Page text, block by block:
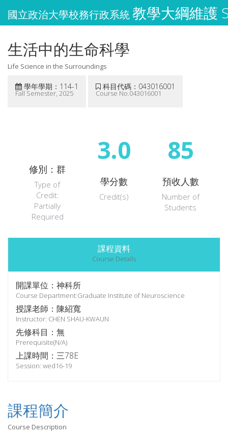
國立政治大學校務行政系統教學大綱維護
生活中的生命科學
Life Science in the Surroundings
學年學期：114-1
Fall Semester, 2025
科目代碼：043016001
Course No.043016001
修別：群
Type of
Credit:
Partially
Required
3.0
學分數
Credit(s)
85
預收人數
Number of
Students
課程資料
Course Details
開課單位：神科所
Course Department:Graduate Institute of Neuroscience
授課老師：陳紹寬
Instructor: CHEN SHAU-KWAUN
先修科目：無
Prerequisite(N/A)
上課時間：三78E
Session: wed16-19
課程簡介
Course Description